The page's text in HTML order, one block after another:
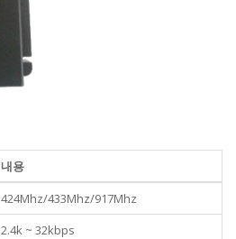
내용
424Mhz/433Mhz/917Mhz
2.4k ~ 32kbps